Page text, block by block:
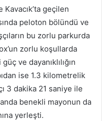
geçilen
peloton bölündü ve
bu zorlu parkurda
zorlu koşullarda
ve dayanıklılığın
ise 1.3 kilometrelik
3 dakika 21 saniye ile
benekli mayonun da
yerleşti.